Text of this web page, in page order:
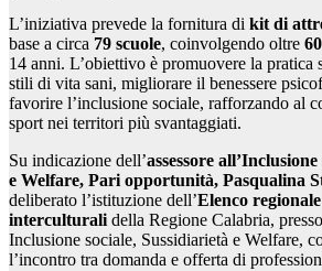
L’iniziativa prevede la fornitura di kit di
base a circa 79 scuole, coinvolgendo oltre
14 anni. L’obiettivo è promuovere la pratica
stili di vita sani, migliorare il benessere
favorire l’inclusione sociale, rafforzando al
sport nei territori più svantaggiati.
Su indicazione dell’assessore
e Welfare, Pari opportunità, Pasqualina
deliberato l’istituzione dell’Elenco
interculturalidella Regione Calabria,
Inclusione sociale, Sussidiarietà e Welfare,
l’incontro tra domanda e offerta di